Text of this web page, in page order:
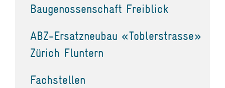
Baugenossenschaft Freiblick
ABZ-Ersatzneubau «Toblerstrasse»
Zürich Fluntern
Fachstellen